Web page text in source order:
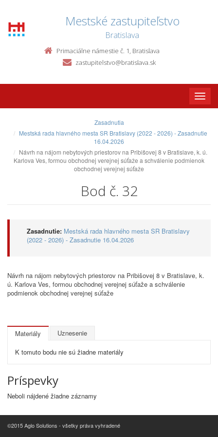
Mestské zastupiteľstvo
Bratislava
Primaciálne námestie č. 1, Bratislava
zastupitelstvo@bratislava.sk
Toggle
Zasadnutia
Mestská rada hlavného mesta SR Bratislavy (2022 - 2026) - Zasadnutie
16.04.2026
Návrh na nájom nebytových priestorov na Pribišovej 8 v Bratislave, k. ú.
Karlova Ves, formou obchodnej verejnej súťaže a schválenie podmienok
obchodnej verejnej súťaže
Bod č. 32
Zasadnutie: Mestská rada hlavného mesta SR Bratislavy
(2022 - 2026) - Zasadnutie 16.04.2026
Návrh na nájom nebytových priestorov na Pribišovej 8 v Bratislave, k.
ú. Karlova Ves, formou obchodnej verejnej súťaže a schválenie
podmienok obchodnej verejnej súťaže
Materiály Uznesenie
K tomuto bodu nie sú žiadne materiály
Príspevky
Neboli nájdené žiadne záznamy
©2015 Aglo Solutions - všetky práva vyhradené